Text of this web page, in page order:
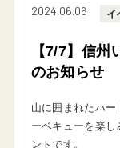
2024.06.06 イ
【7/7】信
のお知らせ
山に囲まれたハ
ーベキューを楽
ントです。